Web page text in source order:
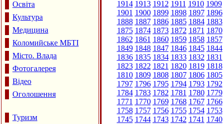
Освіта
Культура
Медицина
Коломийське МБТІ
Місто. Влада
Фотогалерея
Відео
Оголошення
Туризм
1914 1913 1912 1911 1910 1909
1901 1900 1899 1898 1897 1896
1888 1887 1886 1885 1884 1883
1875 1874 1873 1872 1871 1870
1862 1861 1860 1859 1858 1857
1849 1848 1847 1846 1845 1844
1836 1835 1834 1833 1832 1831
1823 1822 1821 1820 1819 1818
1810 1809 1808 1807 1806 1805
1797 1796 1795 1794 1793 1792
1784 1783 1782 1781 1780 1779
1771 1770 1769 1768 1767 1766
1758 1757 1756 1755 1754 1753
1745 1744 1743 1742 1741 1740